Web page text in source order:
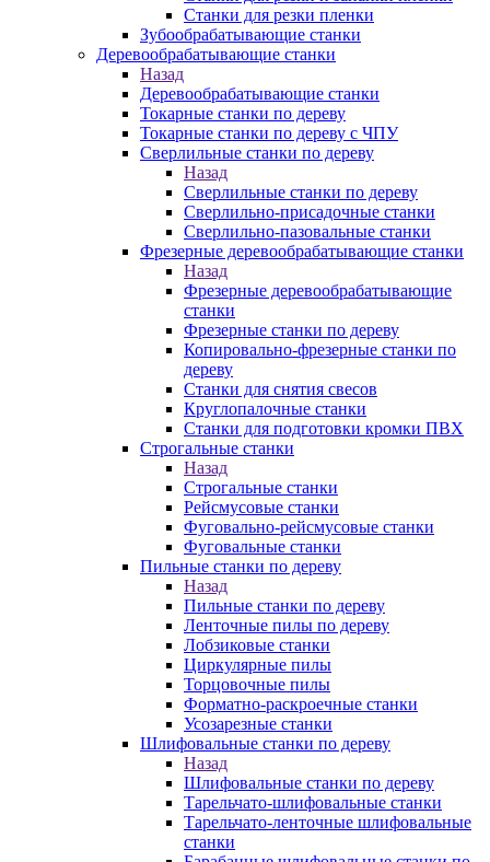
Станки для резки пленки
Зубообрабатывающие станки
Деревообрабатывающие станки
Назад
Деревообрабатывающие станки
Токарные станки по дереву
Токарные станки по дереву с ЧПУ
Сверлильные станки по дереву
Назад
Сверлильные станки по дереву
Сверлильно-присадочные станки
Сверлильно-пазовальные станки
Фрезерные деревообрабатывающие станки
Назад
Фрезерные деревообрабатывающие
станки
Фрезерные станки по дереву
Копировально-фрезерные станки по
дереву
Станки для снятия свесов
Круглопалочные станки
Станки для подготовки кромки ПВХ
Строгальные станки
Назад
Строгальные станки
Рейсмусовые станки
Фуговально-рейсмусовые станки
Фуговальные станки
Пильные станки по дереву
Назад
Пильные станки по дереву
Ленточные пилы по дереву
Лобзиковые станки
Циркулярные пилы
Торцовочные пилы
Форматно-раскроечные станки
Усозарезные станки
Шлифовальные станки по дереву
Назад
Шлифовальные станки по дереву
Тарельчато-шлифовальные станки
Тарельчато-ленточные шлифовальные
станки